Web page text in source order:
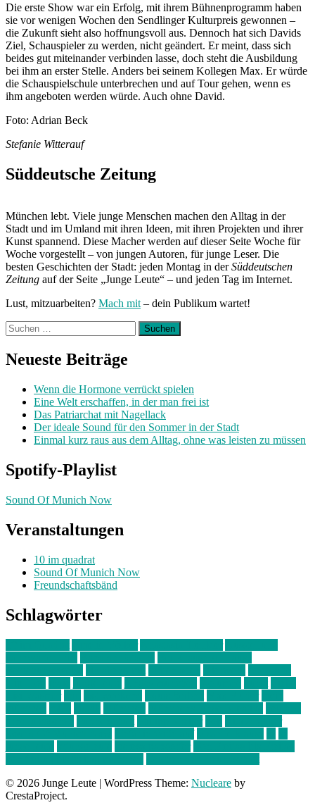
Die erste Show war ein Erfolg, mit ihrem Bühnenprogramm haben
sie vor wenigen Wochen den Sendlinger Kulturpreis gewonnen –
die Zukunft sieht also hoffnungsvoll aus. Dennoch hat sich Davids
Ziel, Schauspieler zu werden, nicht geändert. Er meint, dass sich
beides gut miteinander verbinden lasse, doch steht die Ausbildung
bei ihm an erster Stelle. Anders bei seinem Kollegen Max. Er würde
die Schauspielschule unterbrechen und auf Tour gehen, wenn es
ihm angeboten werden würde. Auch ohne David.
Foto: Adrian Beck
Stefanie Witterauf
Süddeutsche Zeitung
München lebt. Viele junge Menschen machen den Alltag in der
Stadt und im Umland mit ihren Ideen, mit ihren Projekten und ihrer
Kunst spannend. Diese Macher werden auf dieser Seite Woche für
Woche vorgestellt – von jungen Autoren, für junge Leser. Die
besten Geschichten der Stadt: jeden Montag in derSüddeutschen
Zeitung auf der Seite „Junge Leute“ – und jeden Tag im Internet.
Lust, mitzuarbeiten? Mach mit– dein Publikum wartet!
Suchen
nach:
Neueste Beiträge
Wenn die Hormone verrückt spielen
Eine Welt erschaffen, in der man frei ist
Das Patriarchat mit Nagellack
Der ideale Sound für den Sommer in der Stadt
Einmal kurz raus aus dem Alltag, ohne was leisten zu müssen
Spotify-Playlist
Sound Of Munich Now
Veranstaltungen
10 im quadrat
Sound Of Munich Now
Freundschaftsbänd
Schlagwörter
© 2026 Junge Leute | WordPress Theme: Nucleare by
CrestaProject.